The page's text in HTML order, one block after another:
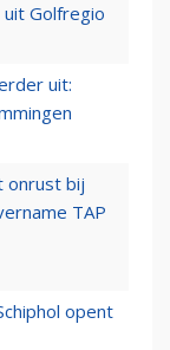
Golfregio
uit:
onrust bij
TAP
opent